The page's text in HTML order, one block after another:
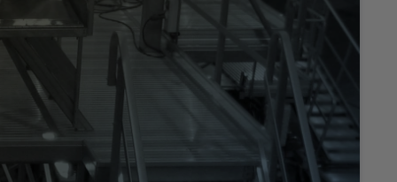
Spinhoogwerkers
Schaarhoogwerkers
Masthoogwerkers
Autohoogwerkers
video's Wet- en regelgeving
Garantie
Algemene
voorwaarden
voorwaarden